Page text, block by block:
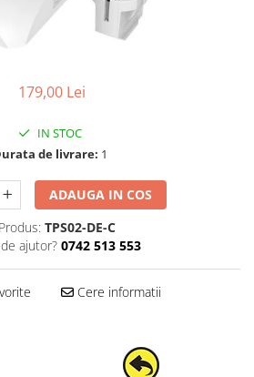
179,00 Lei
IN STOC
de livrare: 1
ADAUGA IN COS
TPS02-DE-C
ajutor? 0742 513 553
Cere informatii